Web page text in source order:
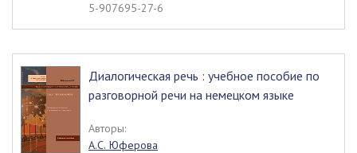
5-907695-27-6
Диалогическая речь : учебное пособие по
разговорной речи на немецком языке
Авторы:
А.С. Юферова